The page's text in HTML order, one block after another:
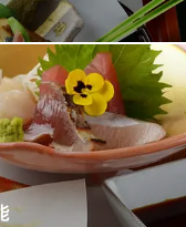
る
メニューで、優雅な
「重の家御膳」など
た、季節や仕入れに
のひとときをどう
ューもおすすめで